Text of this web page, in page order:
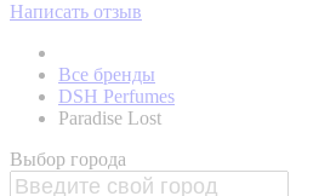
Написать отзыв
Все бренды
DSH Perfumes
Paradise Lost
Выбор города